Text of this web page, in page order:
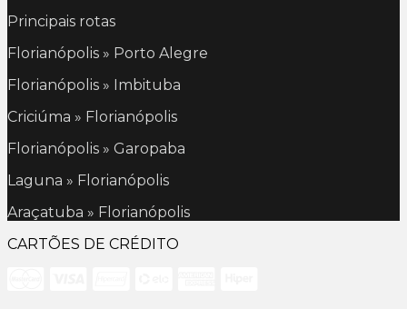
Principais rotas
Florianópolis » Porto Alegre
Florianópolis » Imbituba
Criciúma » Florianópolis
Florianópolis » Garopaba
Laguna » Florianópolis
Araçatuba » Florianópolis
CARTÕES DE CRÉDITO